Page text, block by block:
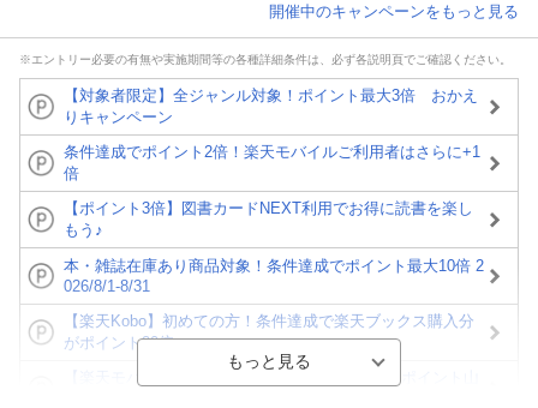
開催中のキャンペーンをもっと見る
※エントリー必要の有無や実施期間等の各種詳細条件は、必ず各説明頁でご確認ください。
【対象者限定】全ジャンル対象！ポイント最大3倍 おかえ
りキャンペーン
条件達成でポイント2倍！楽天モバイルご利用者はさらに+1
倍
【ポイント3倍】図書カードNEXT利用でお得に読書を楽し
もう♪
本・雑誌在庫あり商品対象！条件達成でポイント最大10倍 2
026/8/1-8/31
【楽天Kobo】初めての方！条件達成で楽天ブックス購入分
がポイント20倍